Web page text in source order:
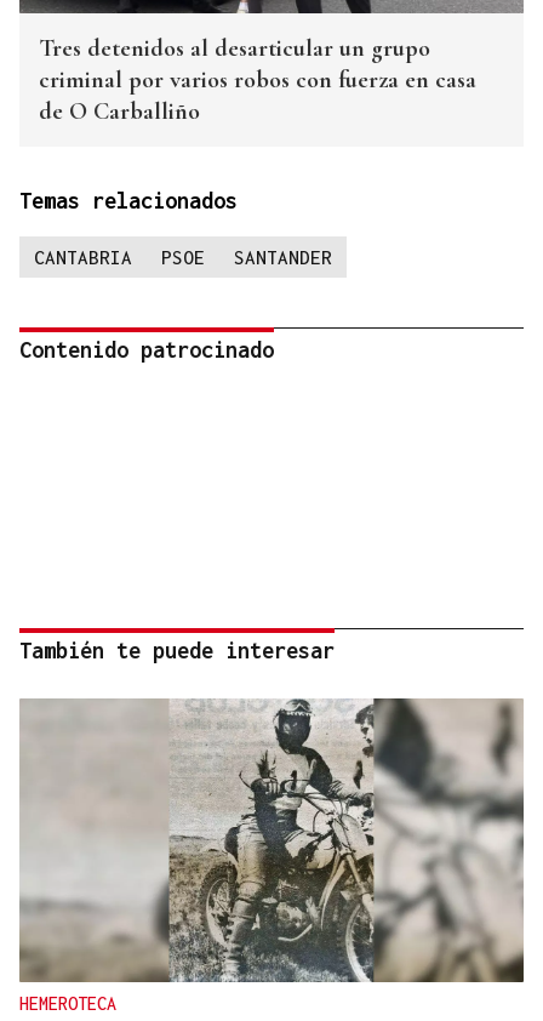
Tres detenidos al desarticular un grupo
criminal por varios robos con fuerza en casa
de O Carballiño
Temas relacionados
CANTABRIA PSOE SANTANDER
Contenido patrocinado
También te puede interesar
HEMEROTECA